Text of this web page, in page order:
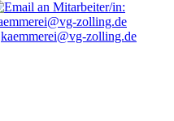
kaemmerei@vg-zolling.de